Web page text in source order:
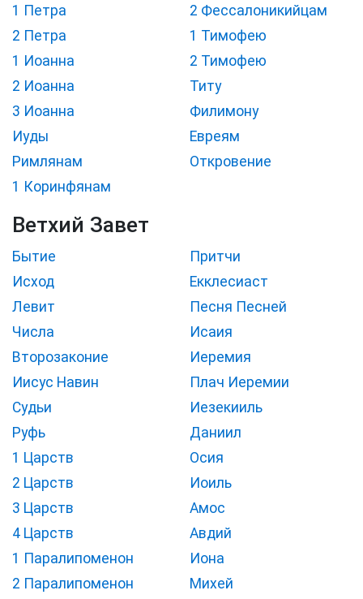
1 Петра
2 Петра
1 Иоанна
2 Иоанна
3 Иоанна
Иуды
Римлянам
1 Коринфянам
2 Фессалоникийцам
1 Тимофею
2 Тимофею
Титу
Филимону
Евреям
Откровение
Ветхий Завет
Бытие
Исход
Левит
Числа
Второзаконие
Иисус Навин
Судьи
Руфь
1 Царств
2 Царств
3 Царств
4 Царств
1 Паралипоменон
2 Паралипоменон
Притчи
Екклесиаст
Песня Песней
Исаия
Иеремия
Плач Иеремии
Иезекииль
Даниил
Осия
Иоиль
Амос
Авдий
Иона
Михей